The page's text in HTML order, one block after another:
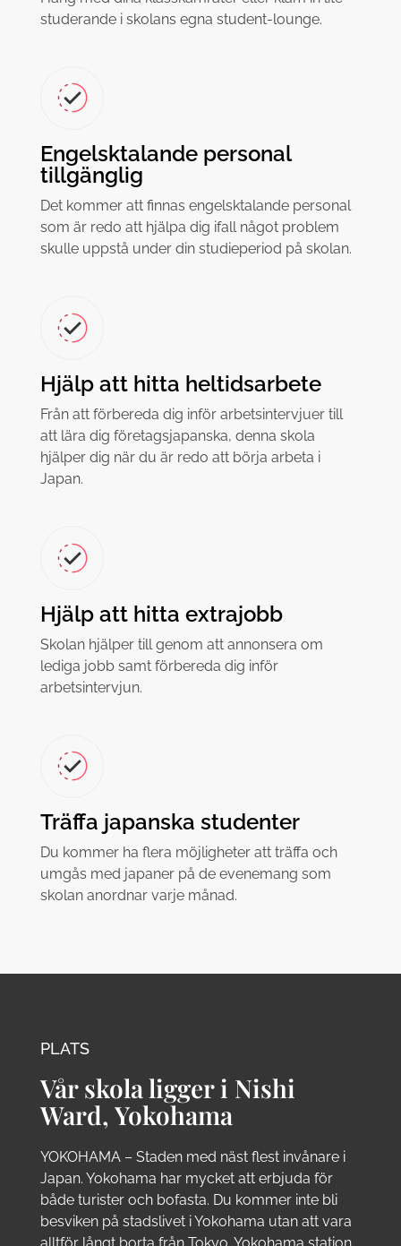
studerande i skolans egna student-lounge.
Engelsktalande personal
tillgänglig
Det kommer att finnas engelsktalande personal
som är redo att hjälpa dig ifall något problem
skulle uppstå under din studieperiod på skolan.
Hjälp att hitta heltidsarbete
Från att förbereda dig inför arbetsintervjuer till
att lära dig företagsjapanska, denna skola
hjälper dig när du är redo att börja arbeta i
Japan.
Hjälp att hitta extrajobb
Skolan hjälper till genom att annonsera om
lediga jobb samt förbereda dig inför
arbetsintervjun.
Träffa japanska studenter
Du kommer ha flera möjligheter att träffa och
umgås med japaner på de evenemang som
skolan anordnar varje månad.
PLATS
Vår skola ligger i Nishi
Ward, Yokohama
YOKOHAMA – Staden med näst flest invånare i
Japan. Yokohama har mycket att erbjuda för
både turister och bofasta. Du kommer inte bli
besviken på stadslivet i Yokohama utan att vara